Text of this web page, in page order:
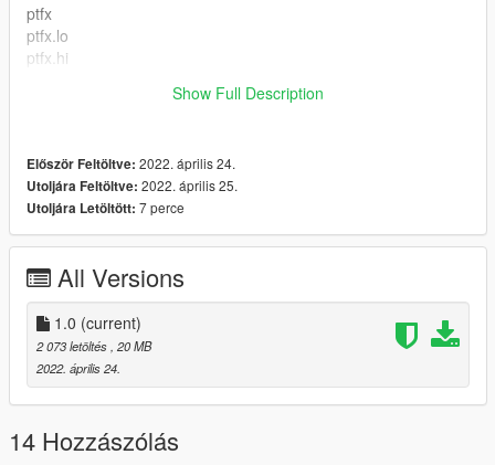
ptfx
ptfx.lo
ptfx.hi
NOTE: Don't Forget To Take A Backup Just In Case
Show Full Description
Először Feltöltve: 2022. április 24.
Utoljára Feltöltve: 2022. április 25.
Utoljára Letöltött: 7 perce
All Versions
1.0 (current)
2 073 letöltés , 20 MB
2022. április 24.
14 Hozzászólás